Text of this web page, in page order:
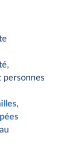
personnes